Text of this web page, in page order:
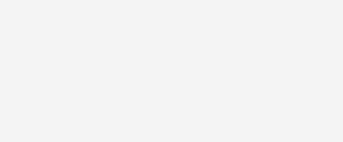
の高速成形技術「ファイバーｔｏコンポジ
用に売り込む。長尺ブレードの部材を高